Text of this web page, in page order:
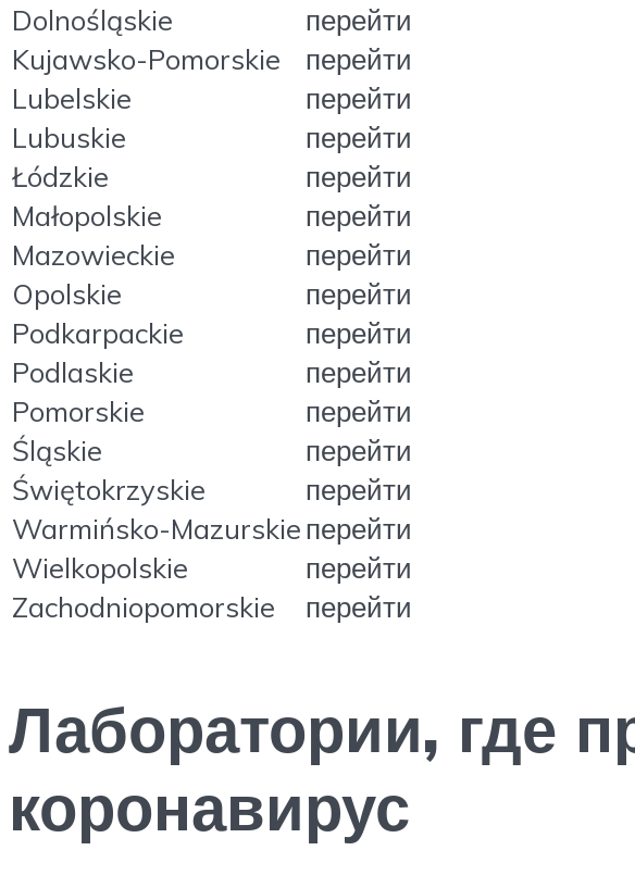
Dolnośląskie
перейти
Kujawsko-Pomorskie
перейти
Lubelskie
перейти
Lubuskie
перейти
Łódzkie
перейти
Małopolskie
перейти
Mazowieckie
перейти
Opolskie
перейти
Podkarpackie
перейти
Podlaskie
перейти
Pomorskie
перейти
Śląskie
перейти
Świętokrzyskie
перейти
Warmińsko-Mazurskieперейти
Wielkopolskie
перейти
Zachodniopomorskie
перейти
Лаборатории, где
коронавирус